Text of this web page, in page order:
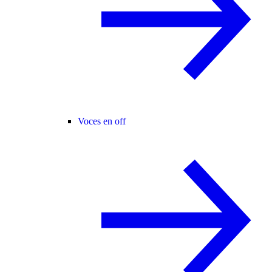
Voces en off